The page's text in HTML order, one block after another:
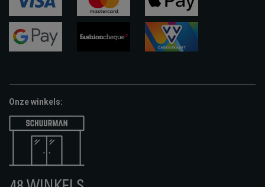
visa
apple-
pay
Onze winkels: